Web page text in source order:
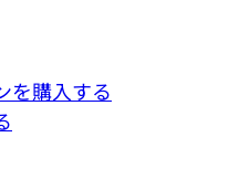
を購入する